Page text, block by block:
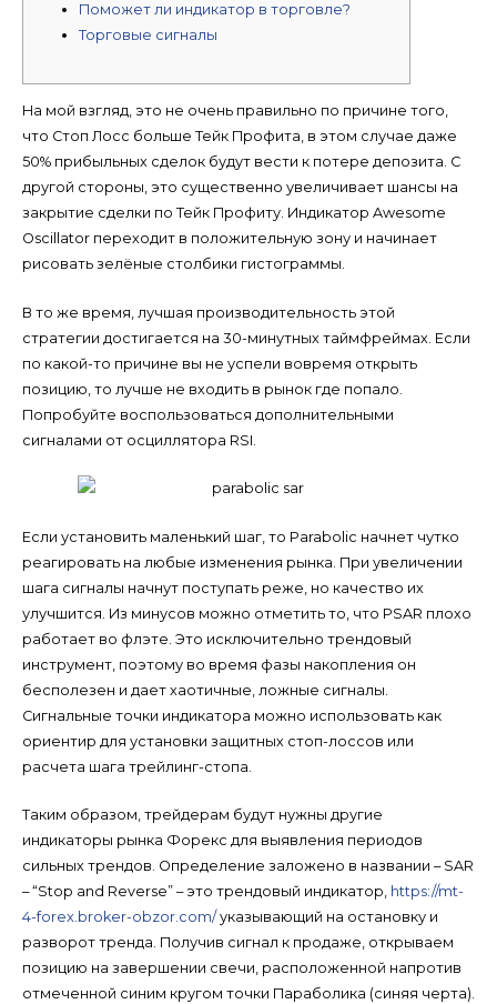
Поможет ли индикатор в торговле?
Торговые сигналы
На мой взгляд, это не очень правильно по причине того,
что Стоп Лосс больше Тейк Профита, в этом случае даже
50% прибыльных сделок будут вести к потере депозита. С
другой стороны, это существенно увеличивает шансы на
закрытие сделки по Тейк Профиту. Индикатор Awesome
Oscillator переходит в положительную зону и начинает
рисовать зелёные столбики гистограммы.
В то же время, лучшая производительность этой
стратегии достигается на 30-минутных таймфреймах. Если
по какой-то причине вы не успели вовремя открыть
позицию, то лучше не входить в рынок где попало.
Попробуйте воспользоваться дополнительными
сигналами от осциллятора RSI.
Если установить маленький шаг, то Parabolic начнет чутко
реагировать на любые изменения рынка. При увеличении
шага сигналы начнут поступать реже, но качество их
улучшится. Из минусов можно отметить то, что PSAR плохо
работает во флэте. Это исключительно трендовый
инструмент, поэтому во время фазы накопления он
бесполезен и дает хаотичные, ложные сигналы.
Сигнальные точки индикатора можно использовать как
ориентир для установки защитных стоп-лоссов или
расчета шага трейлинг-стопа.
Таким образом, трейдерам будут нужны другие
индикаторы рынка Форекс для выявления периодов
сильных трендов. Определение заложено в названии – SAR
– “Stop and Reverse” – это трендовый индикатор, https://mt-
4-forex.broker-obzor.com/указывающий на остановку и
разворот тренда. Получив сигнал к продаже, открываем
позицию на завершении свечи, расположенной напротив
отмеченной синим кругом точки Параболика (синяя черта).